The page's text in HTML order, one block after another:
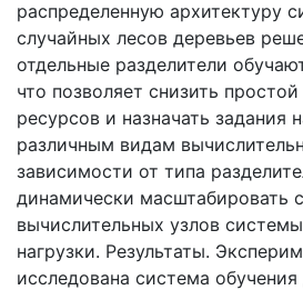
распределенную архитектуру
случайных лесов деревьев
отдельные разделители
что позволяет снизить
ресурсов и назначать задания
различным видам
зависимости от типа
динамически масштабировать
вычислительных узлов
нагрузки. Результаты.
исследована система